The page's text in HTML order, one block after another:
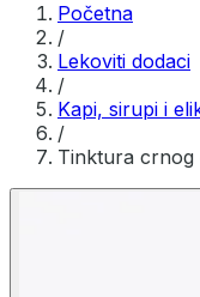
Početna
/
Lekoviti dodaci
/
Kapi, sirupi i
/
Tinktura crnog